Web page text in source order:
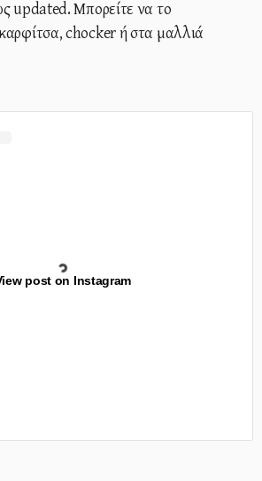
updated. Μπορείτε να το
chocker ή στα μαλλιά
post on Instagram